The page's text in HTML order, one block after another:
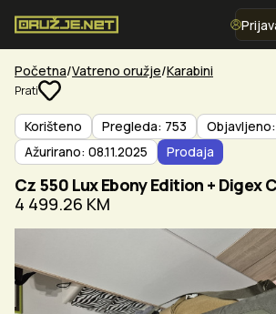
Početna Vatreno oružje Karabini
Prati
Korišteno Pregleda: 753
Objavljeno:
Ažurirano: 08.11.2025
Prodaja
Cz 550 Lux Ebony Edition + Digex
4 499.26 KM